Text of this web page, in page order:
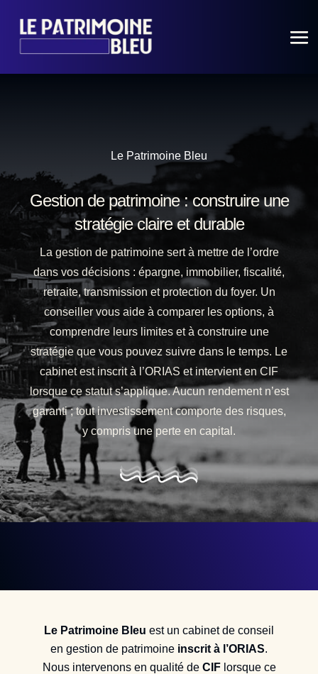
Le Patrimoine Bleu
Gestion de patrimoine : construire une
stratégie claire et durable
La gestion de patrimoine sert à mettre de l’ordre
dans vos décisions : épargne, immobilier, fiscalité,
retraite, transmission et protection du foyer. Un
conseiller vous aide à comparer les options, à
comprendre leurs limites et à construire une
stratégie que vous pouvez suivre dans le temps. Le
cabinet est inscrit à l’ORIAS et intervient en CIF
lorsque ce statut s’applique. Aucun rendement n’est
garanti ; tout investissement comporte des risques,
y compris une perte en capital.
Le Patrimoine Bleu est un cabinet de conseil
en gestion de patrimoine inscrit à l’ORIAS.
Nous intervenons en qualité de CIFlorsque ce